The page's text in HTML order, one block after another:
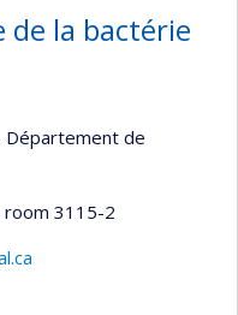
de la bactérie
Département de
room 3115-2